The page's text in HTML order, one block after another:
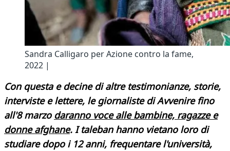
Sandra Calligaro per Azione contro la fame,
2022 |
Con questa e decine di altre testimonianze, storie,
interviste e lettere, le giornaliste di Avvenire fino
all'8 marzo daranno voce alle bambine, ragazze e
donne afghane. I taleban hanno vietano loro di
studiare dopo i 12 anni, frequentare l'università,